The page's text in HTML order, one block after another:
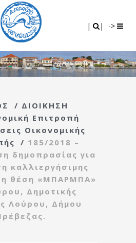
| | ->
/ ΔΙΟΙΚΗΣΗ
Επιτροπή
Οικονομικής
/ 185/2018 –
δημοπρασίας για
καλλιεργήσιμης
θέση «ΜΠΑΡΜΠΑ»
Δημοτικής
Λούρου, Δήμου